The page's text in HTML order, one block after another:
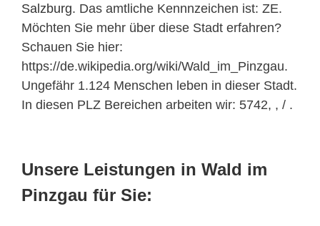
Salzburg. Das amtliche Kennnzeichen ist: ZE.
Möchten Sie mehr über diese Stadt erfahren?
Schauen Sie hier:
https://de.wikipedia.org/wiki/Wald_im_Pinzgau.
Ungefähr 1.124 Menschen leben in dieser Stadt.
In diesen PLZ Bereichen arbeiten wir: 5742, , / .
Unsere Leistungen in Wald im
Pinzgau für Sie: